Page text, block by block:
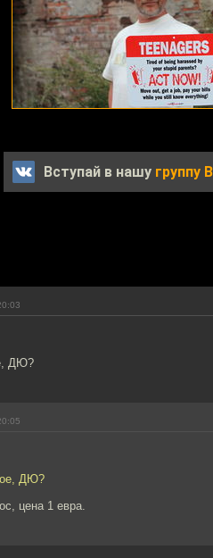
Вступай в нашу группу
ДЮ?
ДЮ?
цена 1 евра.